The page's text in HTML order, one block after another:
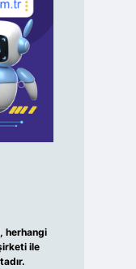
herhangi
ile